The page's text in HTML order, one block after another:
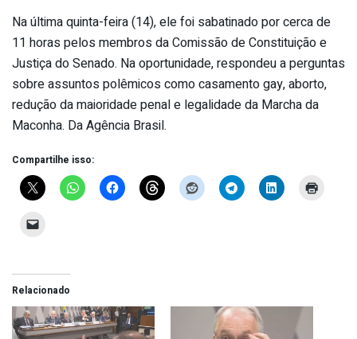
Na última quinta-feira (14), ele foi sabatinado por cerca de
11 horas pelos membros da Comissão de Constituição e
Justiça do Senado. Na oportunidade, respondeu a perguntas
sobre assuntos polêmicos como casamento gay, aborto,
redução da maioridade penal e legalidade da Marcha da
Maconha. Da Agência Brasil.
Compartilhe isso:
Relacionado